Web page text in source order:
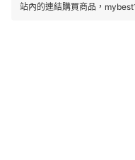
站內的連結購買商品，mybest